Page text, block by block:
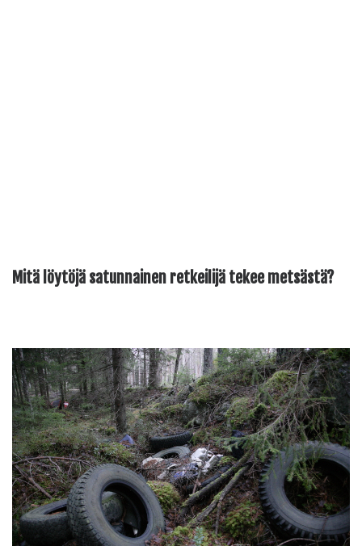
Mitä löytöjä satunnainen retkeilijä tekee metsästä?